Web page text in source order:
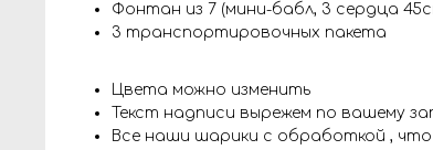
Фонтан из 7 (мини-бабл, 3 сердца
3 транспортировочных пакета
Цвета можно изменить
Текст надписи вырежем по вашему
Все наши шарики с обработкой ,